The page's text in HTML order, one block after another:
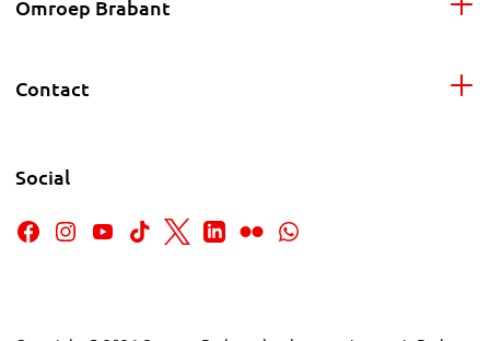
Omroep Brabant
Contact
Social